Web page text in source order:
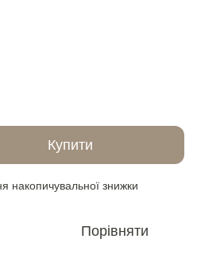
Купити
накопичувальної знижки
Порівняти